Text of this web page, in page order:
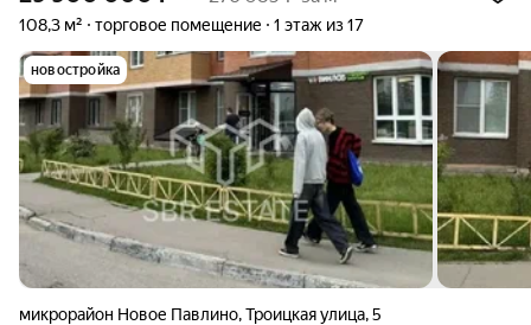
108,3 м² торговое помещение 1 этаж из 17
новостройка
микрорайон Новое Павлино,Троицкая улица,5